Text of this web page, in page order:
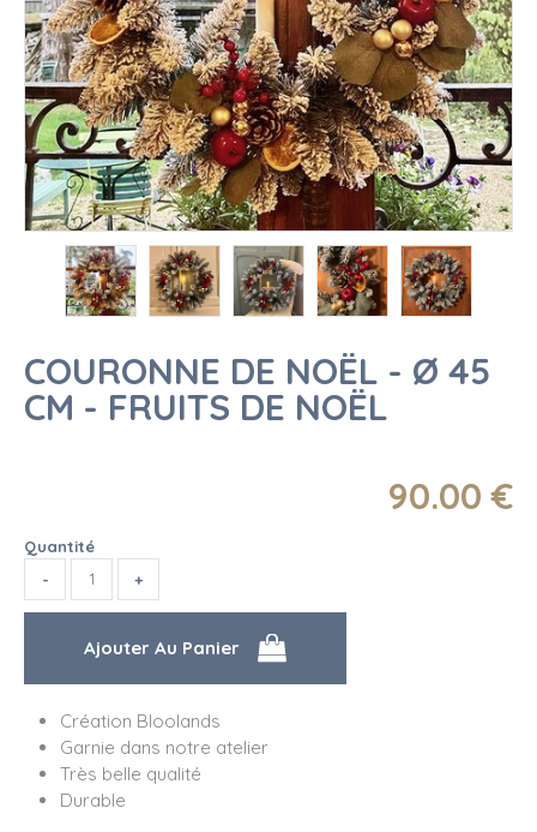
COURONNE DE NOËL - Ø 45
CM - FRUITS DE NOËL
90.00 €
Quantité
Création Bloolands
Garnie dans notre atelier
Très belle qualité
Durable